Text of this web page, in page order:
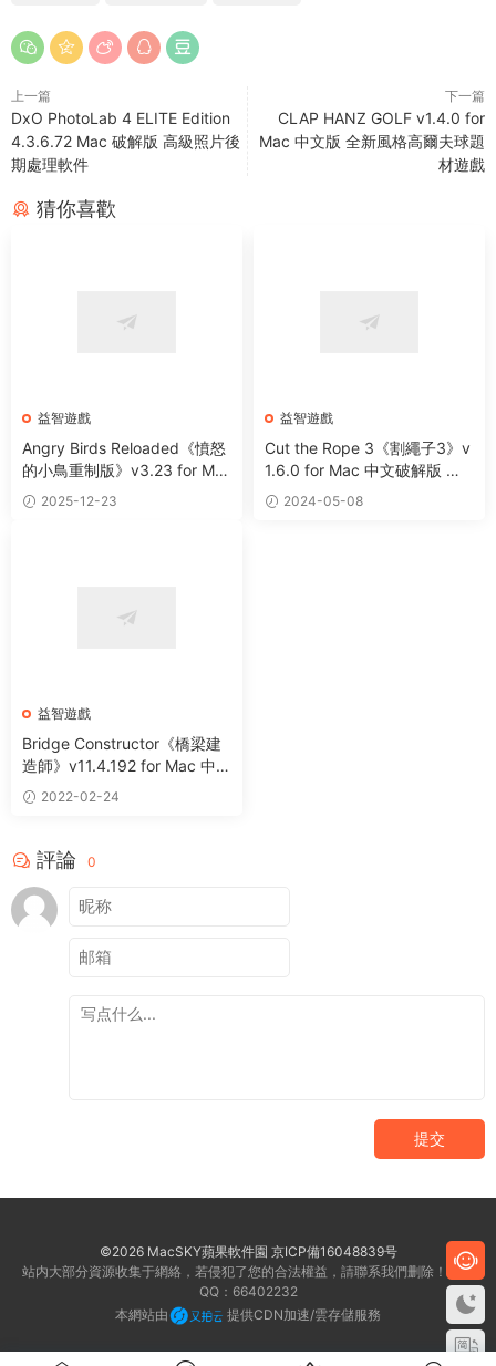
上一篇
DxO PhotoLab 4 ELITE Edition
4.3.6.72 Mac 破解版 高級照片後
期處理軟件
下一篇
CLAP HANZ GOLF v1.4.0 for
Mac 中文版 全新風格高爾夫球題
材遊戲
猜你喜歡
益智遊戲
Angry Birds Reloaded《憤怒
的小鳥重制版》v3.23 for Ma
c 中文破解版 休閑益智遊戲
2025-12-23
益智遊戲
Cut the Rope 3《割繩子3》v
1.6.0 for Mac 中文破解版 好
玩的休閑益智遊戲
2024-05-08
益智遊戲
Bridge Constructor《橋梁建
造師》v11.4.192 for Mac 中文
版 休閑益智遊戲
2022-02-24
評論 0
提交
©2026 MacSKY蘋果軟件園 京ICP備16048839号
站内大部分資源收集于網絡，若侵犯了您的合法權益，請聯系我們删除！客服
QQ：66402232
本網站由
提供CDN加速/雲存儲服務